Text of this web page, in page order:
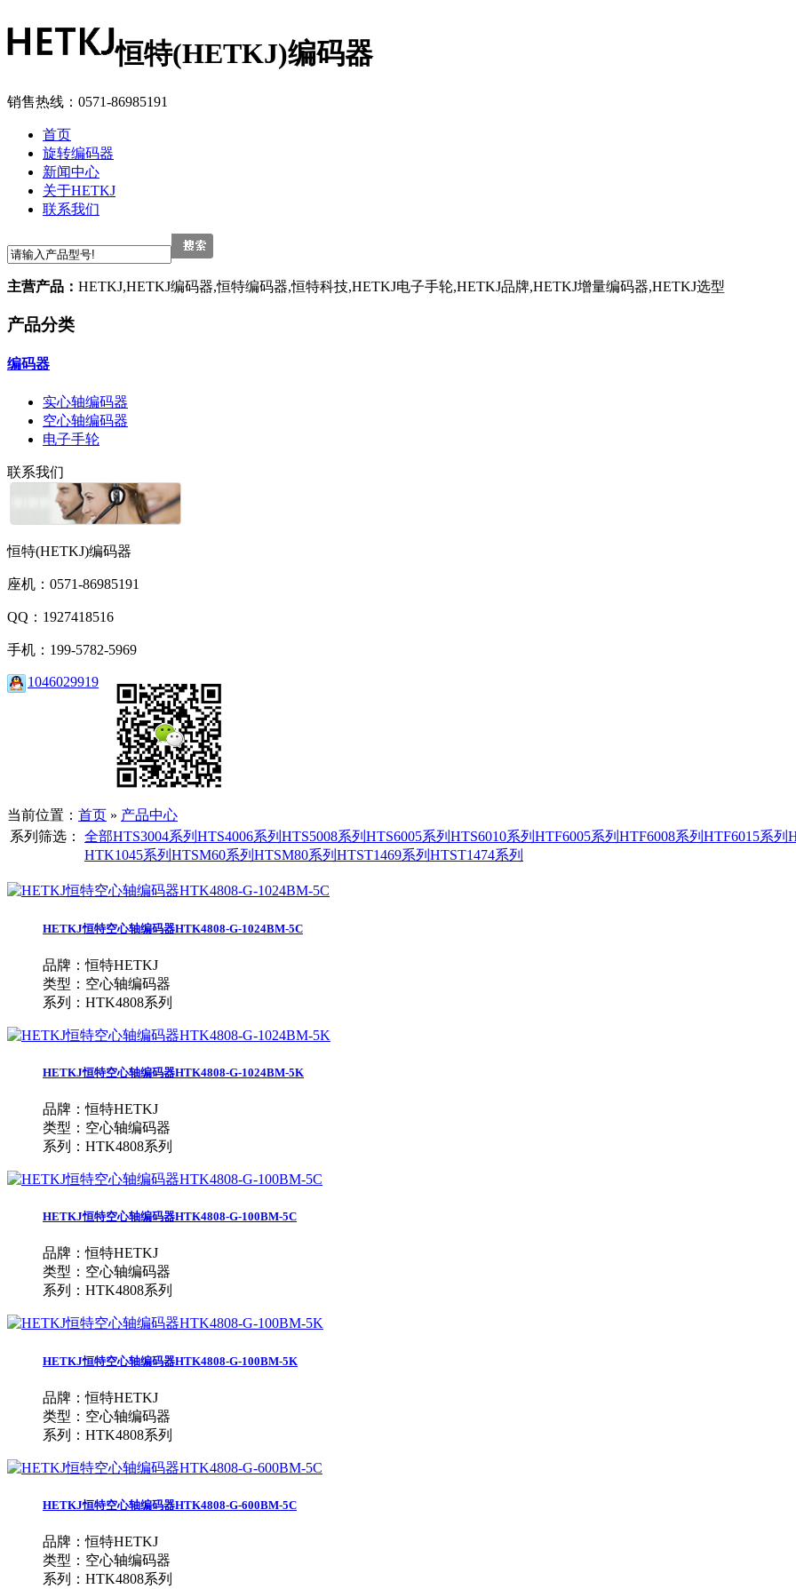
恒特(HETKJ)编码器
销售热线：0571-86985191
首页
旋转编码器
新闻中心
关于HETKJ
联系我们
主营产品： HETKJ,HETKJ编码器,恒特编码器,恒特科技,HETKJ电子手轮,HETKJ品牌,HETKJ增量编码器,HETKJ选型
产品分类
编码器
实心轴编码器
空心轴编码器
电子手轮
联系我们
恒特(HETKJ)编码器
座机：0571-86985191
QQ：1927418516
手机：199-5782-5969
1046029919
当前位置： 首页 » 产品中心
系列筛选：
全部HTS3004系列 HTS4006系列 HTS5008系列 HTS6005系列 HTS6010系列 HTF6005系列 HTF6008系列 HTF6015系列
HTK1045系列 HTSM60系列 HTSM80系列 HTST1469系列 HTST1474系列
HETKJ恒特空心轴编码器HTK4808-G-1024BM-5C
品牌：恒特HETKJ
类型：空心轴编码器
系列：HTK4808系列
HETKJ恒特空心轴编码器HTK4808-G-1024BM-5K
品牌：恒特HETKJ
类型：空心轴编码器
系列：HTK4808系列
HETKJ恒特空心轴编码器HTK4808-G-100BM-5C
品牌：恒特HETKJ
类型：空心轴编码器
系列：HTK4808系列
HETKJ恒特空心轴编码器HTK4808-G-100BM-5K
品牌：恒特HETKJ
类型：空心轴编码器
系列：HTK4808系列
HETKJ恒特空心轴编码器HTK4808-G-600BM-5C
品牌：恒特HETKJ
类型：空心轴编码器
系列：HTK4808系列